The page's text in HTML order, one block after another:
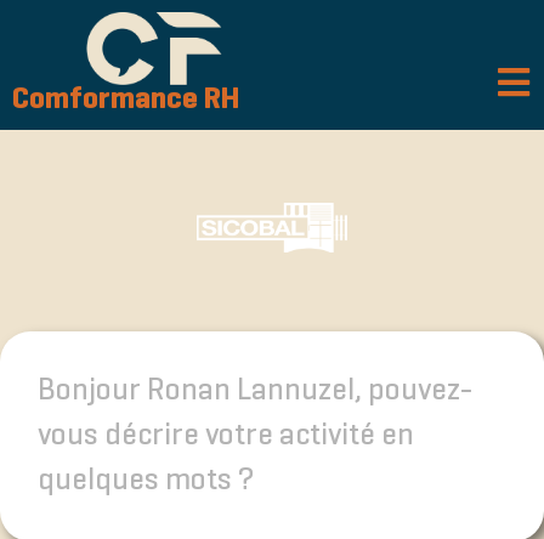
Comformance RH
Bonjour Ronan Lannuzel, pouvez-
vous décrire votre activité en
quelques mots ?